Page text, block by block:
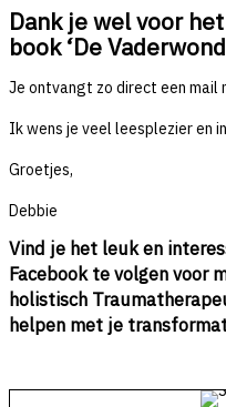
Ga
naar
inhoud
Dank je wel voor
book ‘De
Je ontvangt zo direct een mail
Ik wens je veel leesplezier en
Groetjes,
Debbie
Vind je het leuk en
Facebook te volgen voor
holistisch
helpen met je